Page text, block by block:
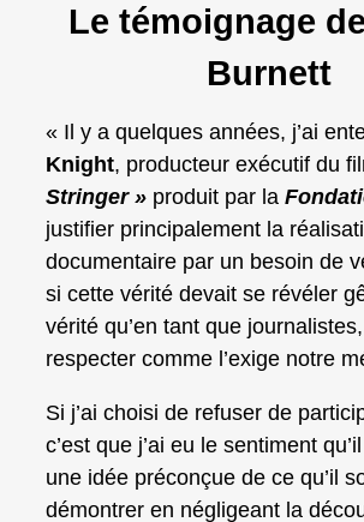
Le témoignage
Burnett
« Il y a quelques années, j’ai
Knight, producteur exécutif du
Stringer » produit par la
justifier principalement la
documentaire par un besoin de
si cette vérité devait se révéler
vérité qu’en tant que
respecter comme l’exige notre
Si j’ai choisi de refuser de
c’est que j’ai eu le sentiment
une idée préconçue de ce qu’il
démontrer en négligeant la